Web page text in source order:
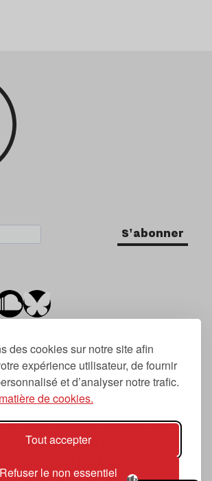
des cookies sur notre site afin
expérience utilisateur, de fournir
et d’analyser notre trafic.
de cookies.
Tout accepter
Refuser le non essentiel
S'abonner
indépendant sur la
tendances, dont la
date de 2007.
signifie « prochain », « suivant
à la thématique du
des nouvelles tendances
viennent de la musique
rock ou du hip hop, et des